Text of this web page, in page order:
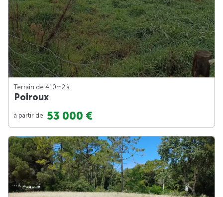
Terrain de 410m2 à
Poiroux
à partir de 53 000 €